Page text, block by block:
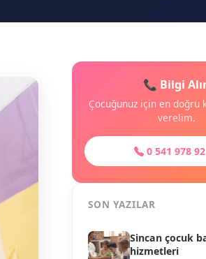
📞 Bilgi
Çocuğunuz için en doğru
verelim.
0 541 978
SON YAZILAR
Sincan çocuk
hizmetleri